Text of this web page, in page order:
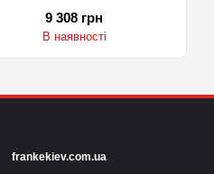
9 308 грн
В наявності
frankekiev.com.ua